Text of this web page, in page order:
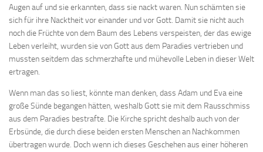
Augen auf und sie erkannten, dass sie nackt waren. Nun schämten sie
sich für ihre Nacktheit vor einander und vor Gott. Damit sie nicht auch
noch die Früchte von dem Baum des Lebens verspeisten, der das ewige
Leben verleiht, wurden sie von Gott aus dem Paradies vertrieben und
mussten seitdem das schmerzhafte und mühevolle Leben in dieser Welt
ertragen.
Wenn man das so liest, könnte man denken, dass Adam und Eva eine
große Sünde begangen hätten, weshalb Gott sie mit dem Rausschmiss
aus dem Paradies bestrafte. Die Kirche spricht deshalb auch von der
Erbsünde, die durch diese beiden ersten Menschen an Nachkommen
übertragen wurde. Doch wenn ich dieses Geschehen aus einer höheren